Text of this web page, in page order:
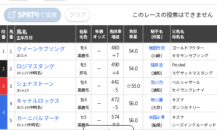
で投票 クリア このレースの投票はできません
枠
番
馬
番
馬名
性齢
毛色
負担
重量
騎手名
(所属)
父馬名
母馬名
枠
番
馬
番
馬名
生年月日
性齢
毛色
単勝
オッズ
馬体重
増減
負担
重量
騎手名
(所属)
父馬名
母馬名
1 1 クイーンラブソング
20.5.4
牝4
黒鹿毛
－
480
＋7
54.0
増田充宏
(川崎)
ゴールドアクター
キタサンラブソング
2 2 ロジマスタング
19.2.27(中同名)
牝5
芦毛
－
490
＋4
54.0
福原杏
(浦和)
Frosted
ラヴザットマスタング
3 3 シェナストーン
20.4.25
牡4
黒鹿毛
－
441
-5
☆55.0
及川烈
(浦和)
ベルシャザール
セイウンクレナイ
4
4 キャナルロックス
20.5.18(中同名)
牡4
黒鹿毛
－
472
-5
56.0
笹川翼
(大井)
キズナ
ダンツカナリー
5 カーニバルマーチ
19.2.3(中同名)
セ5
黒鹿毛
－
574
±0
56.0
本田正重
(船橋)
キズナ
シーズインクルーデッド